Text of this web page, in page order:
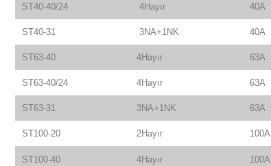
ST40-40/24 4Hayır 40A
ST40-31 3NA+1NK 40A
ST63-40 4Hayır 63A
ST63-40/24 4Hayır 63A
ST63-31 3NA+1NK 63A
ST100-20 2Hayır 100A
ST100-40 4Hayır 100A